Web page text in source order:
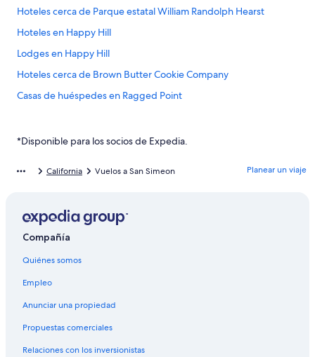
Hoteles cerca de Parque estatal William Randolph Hearst
Hoteles en Happy Hill
Lodges en Happy Hill
Hoteles cerca de Brown Butter Cookie Company
Casas de huéspedes en Ragged Point
Hoteles cerca de Bodega y viñedos Justin
Hoteles cerca de Sebastian General Store
Campings en Lake Nacimiento
Casas vacacionales en Lake Nacimiento
Resorts en Lake Nacimiento
Hoteles en Lake Nacimiento
Moteles en Lake Nacimiento
Villas en Lake Nacimiento
Casas de campo en Ragged Point
*Disponible para los socios de Expedia.
California Vuelos a San Simeon Planear un viaje
Compañía
Quiénes somos
Empleo
Anunciar una propiedad
Propuestas comerciales
Relaciones con los inversionistas